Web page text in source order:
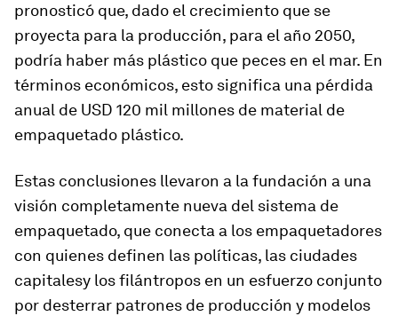
pronosticó que, dado el crecimiento que se
proyecta para la producción, para el año 2050,
podría haber más plástico que peces en el mar. En
términos económicos, esto significa una pérdida
anual de USD 120 mil millones de material de
empaquetado plástico.
Estas conclusiones llevaron a la fundación a una
visión completamente nueva del sistema de
empaquetado, que conecta a los empaquetadores
con quienes definen las políticas, las ciudades
capitalesy los filántropos en un esfuerzo conjunto
por desterrar patrones de producción y modelos